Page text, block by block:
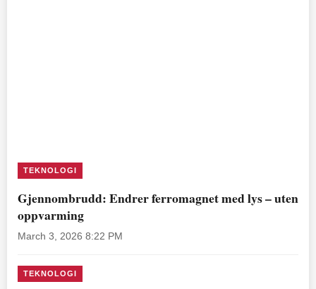
TEKNOLOGI
Gjennombrudd: Endrer ferromagnet med lys – uten
oppvarming
March 3, 2026 8:22 PM
TEKNOLOGI